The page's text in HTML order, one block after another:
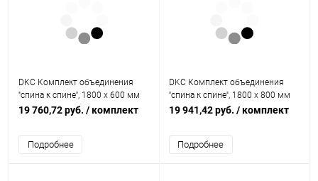
DKC Комплект объединения
''спина к спине'', 1800 x 600 мм
(R5KFRE1860M)
19 760,72 руб. / комплект
Подробнее
DKC Комплект объединения
''спина к спине'', 1800 x 800 мм
(R5KFRE1880M)
19 941,42 руб. / комплект
Подробнее